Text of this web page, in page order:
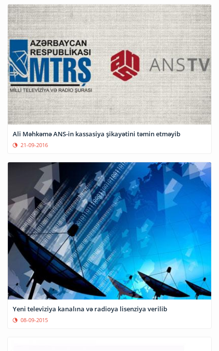
Ali Məhkəmə ANS-in kassasiya şikayətini təmin etməyib
21-09-2016
Yeni televiziya kanalına və radioya lisenziya verilib
08-09-2015